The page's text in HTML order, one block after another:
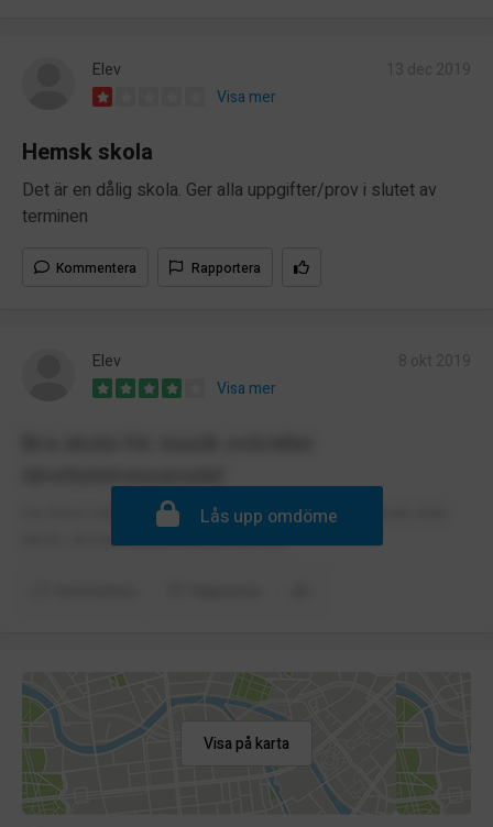
Elev
Visa mer
Hemsk skola
Det är en dålig skola. Ger alla uppgifter/prov i slutet av
terminen
Kommentera Rapportera
Elev
Visa mer
De finns väldigt bra klasser för de som gillar musik eller
idrott, skolan satsar mycket på det.
Lås upp omdöme
Visa på karta